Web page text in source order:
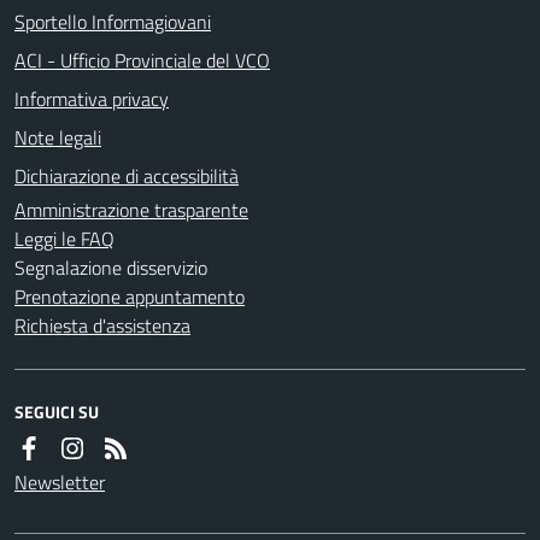
Sportello Informagiovani
ACI - Ufficio Provinciale del VCO
Informativa privacy
Note legali
Dichiarazione di accessibilità
Amministrazione trasparente
Leggi le FAQ
Segnalazione disservizio
Prenotazione appuntamento
Richiesta d'assistenza
SEGUICI SU
Newsletter